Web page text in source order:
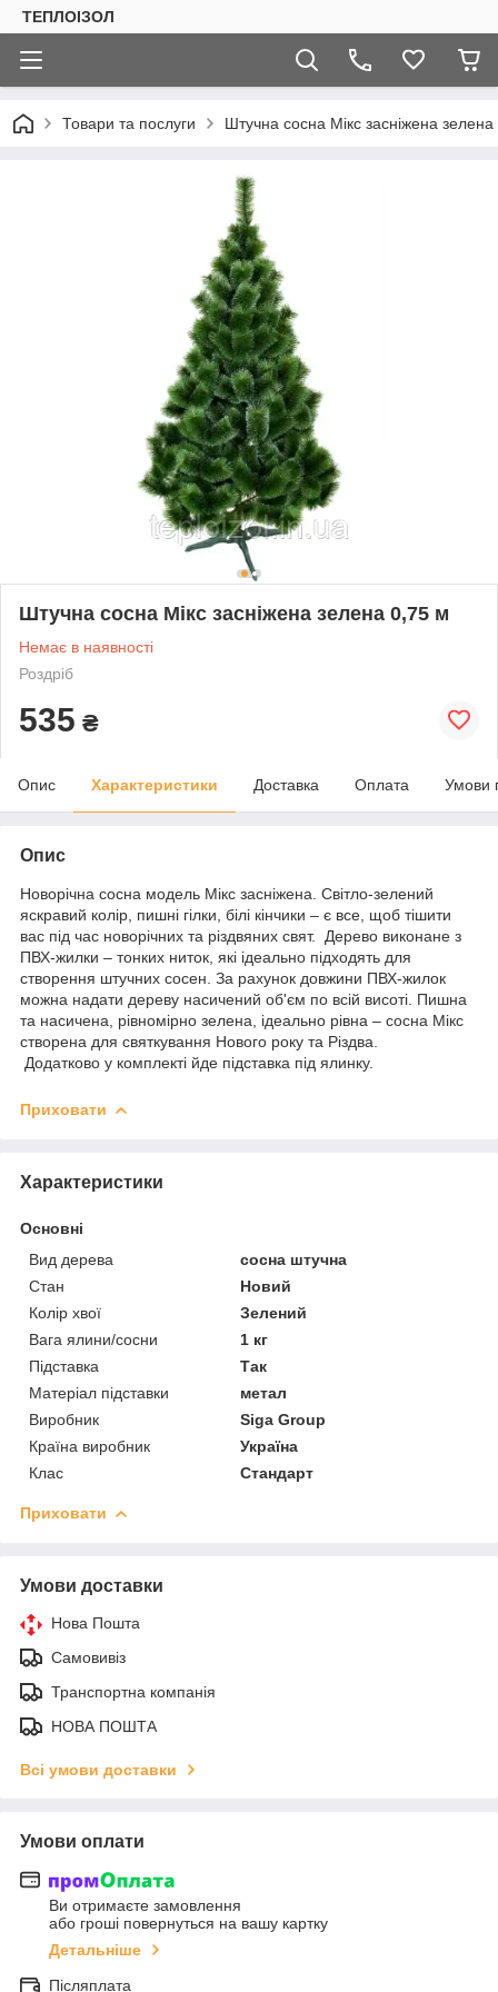
ТЕПЛОIЗОЛ
Товари та послуги Штучна сосна Мікс засніжена
Штучна сосна Мікс засніжена зелена 0,75 м
Немає в наявності
Роздріб
535 ₴
Опис Характеристики Доставка Оплата Умови
Опис
Новорічна сосна модель Мікс засніжена. Світло-зелений
яскравий колір, пишні гілки, білі кінчики – є все, щоб тішити
вас під час новорічних та різдвяних свят. Дерево виконане з
ПВХ-жилки – тонких ниток, які ідеально підходять для
створення штучних сосен. За рахунок довжини ПВХ-жилок
можна надати дереву насичений об'єм по всій висоті. Пишна
та насичена, рівномірно зелена, ідеально рівна – сосна Мікс
створена для святкування Нового року та Різдва.
Додатково у комплекті йде підставка під ялинку.
Приховати
Характеристики
Основні
Вид дерева
сосна штучна
Стан
Новий
Колір хвої
Зелений
Вага ялини/сосни
1 кг
Підставка
Так
Матеріал підставки
метал
Виробник
Siga Group
Країна виробник
Україна
Клас
Стандарт
Приховати
Умови доставки
Нова Пошта
Самовивіз
Транспортна компанія
НОВА ПОШТА
Всі умови доставки
Умови оплати
Ви отримаєте замовлення
або гроші повернуться на вашу картку
Детальніше
Післяплата